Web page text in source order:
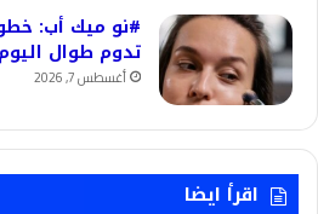
#نو ميك أب:
تدوم طوال اليوم
أغسطس 7, 2026
اقرأ ايضا